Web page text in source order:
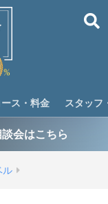
ース・料金 スタッフ
会はこちら
ル